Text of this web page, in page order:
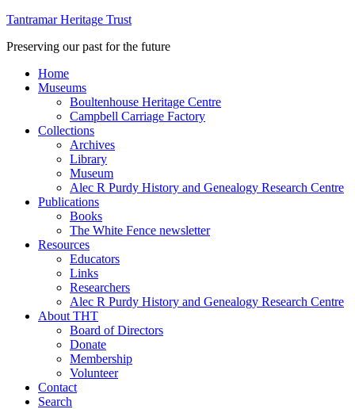
Tantramar Heritage Trust
Preserving our past for the future
Home
Museums
Boultenhouse Heritage Centre
Campbell Carriage Factory
Collections
Archives
Library
Museum
Alec R Purdy History and Genealogy Research Centre
Publications
Books
The White Fence newsletter
Resources
Educators
Links
Researchers
Alec R Purdy History and Genealogy Research Centre
About THT
Board of Directors
Donate
Membership
Volunteer
Contact
Search